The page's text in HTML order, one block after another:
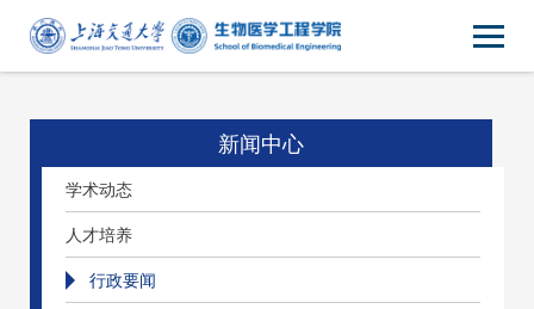
新闻中心
学术动态
人才培养
行政要闻